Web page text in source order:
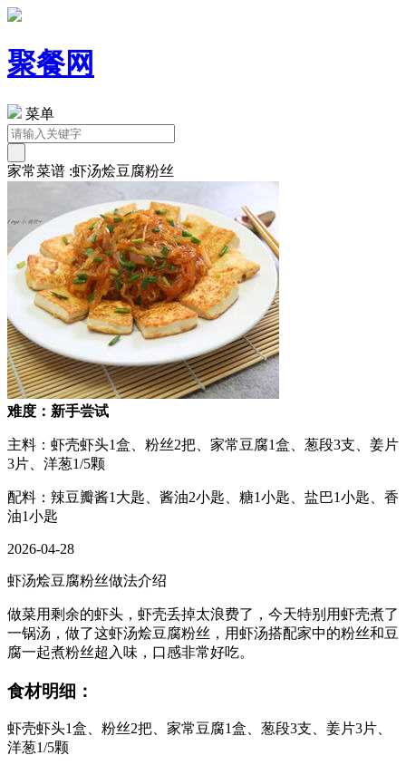
聚餐网
菜单
家常菜谱 :虾汤烩豆腐粉丝
难度：新手尝试
主料：虾壳虾头1盒、粉丝2把、家常豆腐1盒、葱段3支、姜片
3片、洋葱1/5颗
配料：辣豆瓣酱1大匙、酱油2小匙、糖1小匙、盐巴1小匙、香
油1小匙
2026-04-28
虾汤烩豆腐粉丝做法介绍
做菜用剩余的虾头，虾壳丢掉太浪费了，今天特别用虾壳煮了
一锅汤，做了这虾汤烩豆腐粉丝，用虾汤搭配家中的粉丝和豆
腐一起煮粉丝超入味，口感非常好吃。
食材明细：
虾壳虾头1盒、粉丝2把、家常豆腐1盒、葱段3支、姜片3片、
洋葱1/5颗